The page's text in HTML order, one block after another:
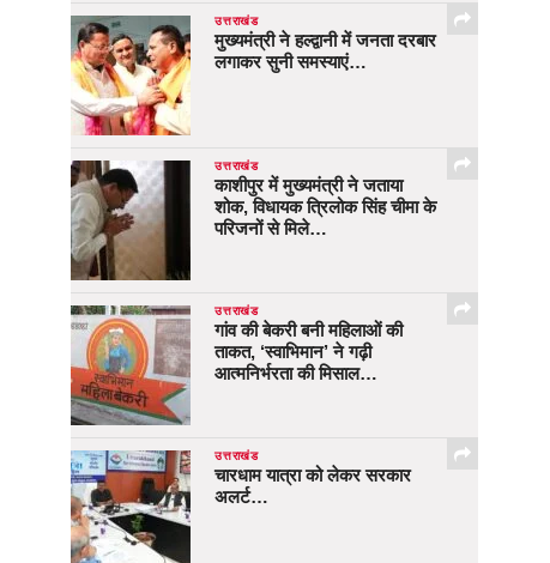
उत्तराखंड
मुख्यमंत्री ने हल्द्वानी में जनता दरबार
लगाकर सुनी समस्याएं…
उत्तराखंड
काशीपुर में मुख्यमंत्री ने जताया
शोक, विधायक त्रिलोक सिंह चीमा के
परिजनों से मिले…
उत्तराखंड
गांव की बेकरी बनी महिलाओं की
ताकत, ‘स्वाभिमान’ ने गढ़ी
आत्मनिर्भरता की मिसाल…
उत्तराखंड
चारधाम यात्रा को लेकर सरकार
अलर्ट…